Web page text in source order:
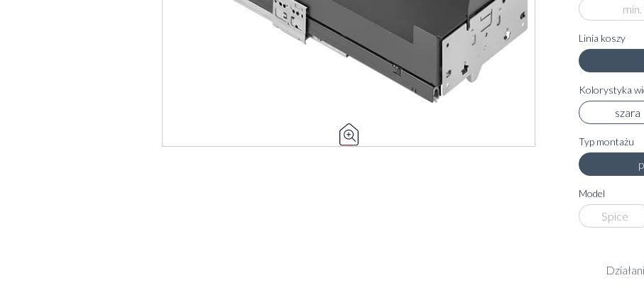
Linia koszy
Kolorystyka
szara
Typ montażu
Model
Spice